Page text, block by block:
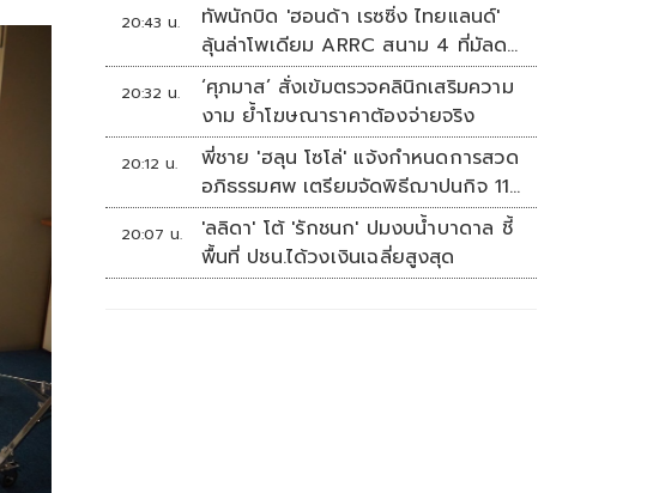
20:43 น.
ทัพนักบิด 'ฮอนด้า เรซซิ่ง ไทยแลนด์'
ลุ้นล่าโพเดียม ARRC สนาม 4 ที่มัลดา
ลิกา
20:32 น.
‘ศุภมาส’ สั่งเข้มตรวจคลินิกเสริมความ
งาม ย้ำโฆษณาราคาต้องจ่ายจริง
20:12 น.
พี่ชาย 'ฮลุน โซโล่' แจ้งกำหนดการสวด
อภิธรรมศพ เตรียมจัดพิธีฌาปนกิจ 11
ส.ค.
20:07 น.
'ลลิดา' โต้ 'รักชนก' ปมงบน้ำบาดาล ชี้
พื้นที่ ปชน.ได้วงเงินเฉลี่ยสูงสุด